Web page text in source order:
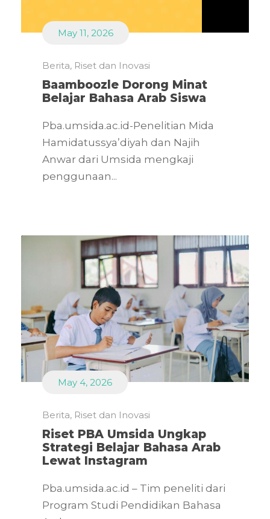
May 11, 2026
Berita, Riset dan Inovasi
Baamboozle Dorong Minat
Belajar Bahasa Arab Siswa
Pba.umsida.ac.id-Penelitian Mida
Hamidatussya’diyah dan Najih
Anwar dari Umsida mengkaji
penggunaan...
May 4, 2026
Berita, Riset dan Inovasi
Riset PBA Umsida Ungkap
Strategi Belajar Bahasa Arab
Lewat Instagram
Pba.umsida.ac.id – Tim peneliti dari
Program Studi Pendidikan Bahasa